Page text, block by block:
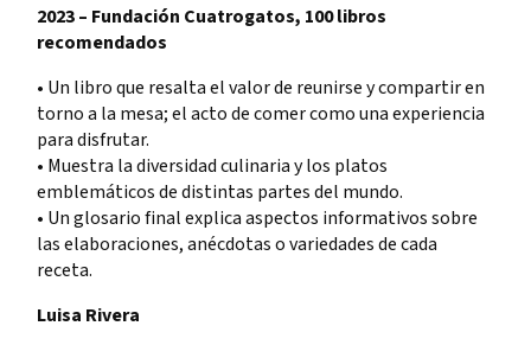
2023 – Fundación Cuatrogatos, 100 libros
recomendados
• Un libro que resalta el valor de reunirse y compartir en
torno a la mesa; el acto de comer como una experiencia
para disfrutar.
• Muestra la diversidad culinaria y los platos
emblemáticos de distintas partes del mundo.
• Un glosario final explica aspectos informativos sobre
las elaboraciones, anécdotas o variedades de cada
receta.
Luisa Rivera